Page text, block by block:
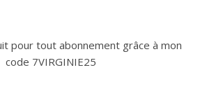
pour tout abonnement grâce à mon
code 7VIRGINIE25